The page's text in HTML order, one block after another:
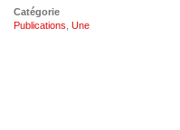
Catégorie
Publications Une